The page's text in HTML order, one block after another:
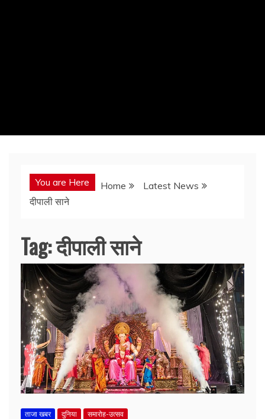
You are Here Home
Latest News
दीपाली साने
Tag:दीपाली साने
ताजा खबर दुनिया समारोह-उत्सव